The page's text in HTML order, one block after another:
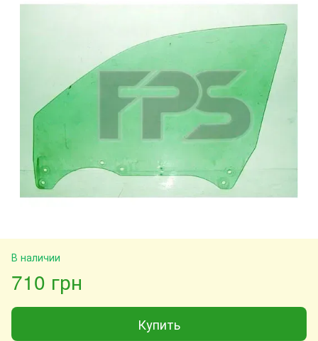
В наличии
710 грн
Купить